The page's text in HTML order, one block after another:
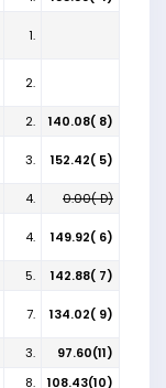
1.
2.
2. 140.08( 8)
3. 152.42( 5)
4. 0.00( D)
4. 149.92( 6)
5. 142.88( 7)
7. 134.02( 9)
3.
97.60(11)
8. 108.43(10)